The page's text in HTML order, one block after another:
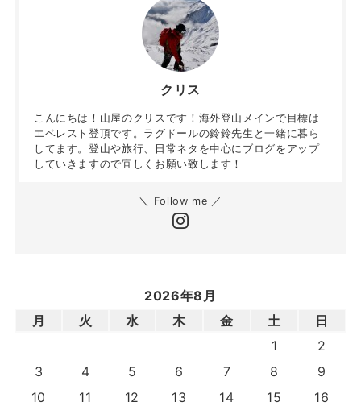
クリス
こんにちは！山屋のクリスです！海外登山メインで目標は
エベレスト登頂です。ラグドールの鈴鈴先生と一緒に暮ら
してます。登山や旅行、日常ネタを中心にブログをアップ
していきますので宜しくお願い致します！
＼ Follow me ／
2026年8月
月
火 水 木 金 土
日
1
2
3
4 5 6 7 8
9
10
11 12 13 14 15
16